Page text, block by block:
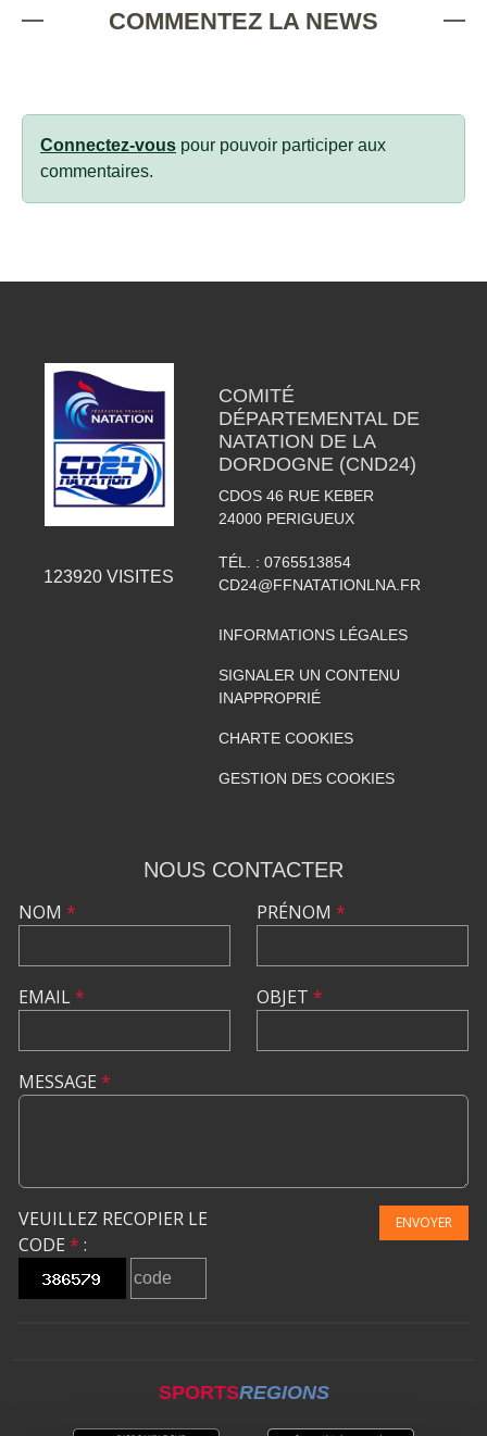
COMMENTEZ LA NEWS
Connectez-vous pour pouvoir participer aux
commentaires.
123920 VISITES
COMITÉ
DÉPARTEMENTAL DE
NATATION DE LA
DORDOGNE (CND24)
CDOS 46 RUE KEBER
24000 PERIGUEUX
TÉL. : 0765513854
CD24@FFNATATIONLNA.FR
INFORMATIONS LÉGALES
SIGNALER UN CONTENU
INAPPROPRIÉ
CHARTE COOKIES
GESTION DES COOKIES
NOUS CONTACTER
NOM *
EMAIL*
PRÉNOM *
OBJET *
MESSAGE *
VEUILLEZ RECOPIER LE
CODE * :
ENVOYER
SPORTSREGIONS